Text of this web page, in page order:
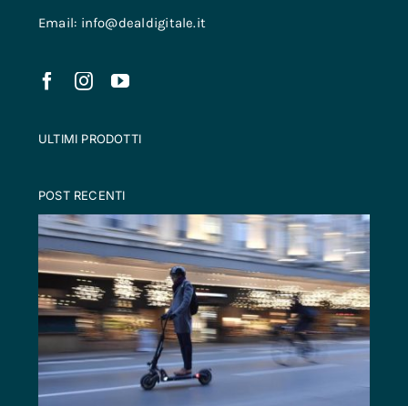
Email: info@dealdigitale.it
ULTIMI PRODOTTI
POST RECENTI